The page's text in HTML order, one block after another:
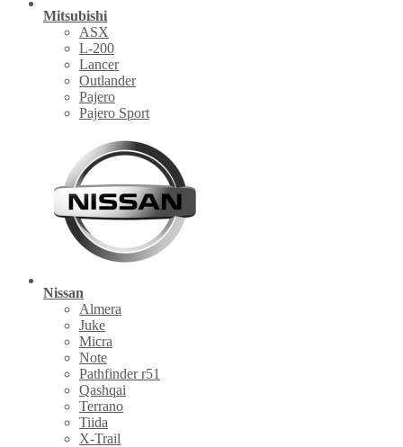
Mitsubishi
ASX
L-200
Lancer
Outlander
Pajero
Pajero Sport
Nissan
Almera
Juke
Micra
Note
Pathfinder r51
Qashqai
Terrano
Tiida
X-Trail